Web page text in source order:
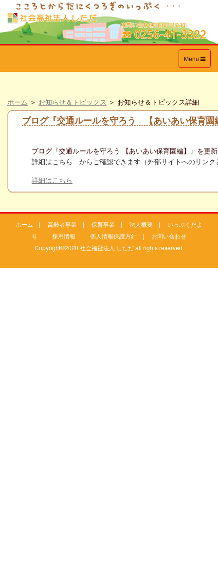
Toggle
navigation
Menu
ホーム ＞ お知らせ＆トピックス ＞ お知らせ＆トピックス詳細
ブログ『交通ルールを守ろう 【あいあい保育園
ブログ『交通ルールを守ろう 【あいあい保育園編】 』 を更
詳細はこ ちら からご確認できます（外部サイトへのリンク
詳細はこちら
ホーム | 高齢者事業 | 保育事業 | 法人概要 | いっぷくだよ
り
| 採用情報 | 個人情報保護方針 | お問い合わせ
Copyright©2020 社会福祉法人 しただ all rights reserved.